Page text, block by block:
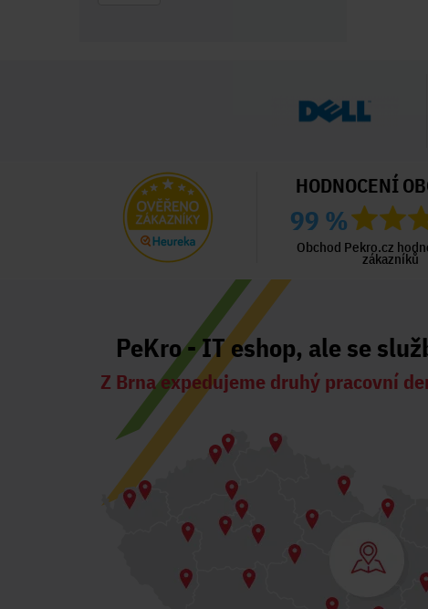
HODNOCENÍ
99 %
Obchod Pekro.cz
zákazníků
Ověřený zákazník
Před 4 dny
Ověřený zákazník
Před 4 dny
PeKro - IT eshop, ale se
Z Brna expedujeme druhý pracovní